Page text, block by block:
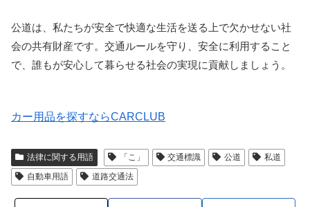
公道は、私たちが安全で快適な生活を送る上で欠かせない社
会の共有財産です。交通ルールを守り、安全に利用すること
で、誰もが安心して暮らせる社会の実現に貢献しましょう。
カー用品を探すならCARCLUB
法律に関する用語 「こ」 交通標識 公道
私道
自動車用語
道路交通法